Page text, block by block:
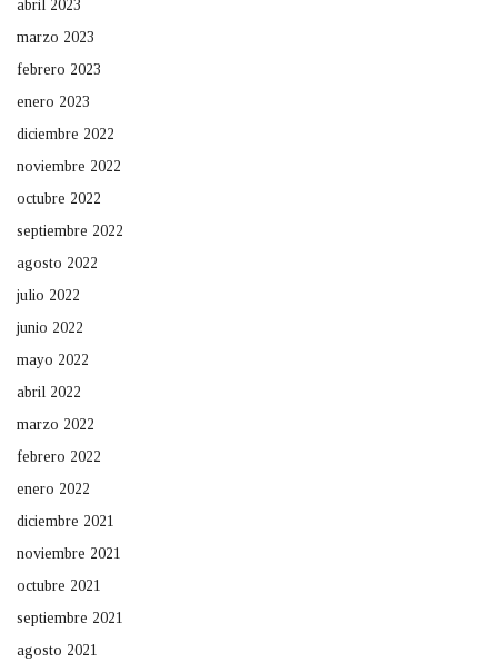
abril 2023
marzo 2023
febrero 2023
enero 2023
diciembre 2022
noviembre 2022
octubre 2022
septiembre 2022
agosto 2022
julio 2022
junio 2022
mayo 2022
abril 2022
marzo 2022
febrero 2022
enero 2022
diciembre 2021
noviembre 2021
octubre 2021
septiembre 2021
agosto 2021